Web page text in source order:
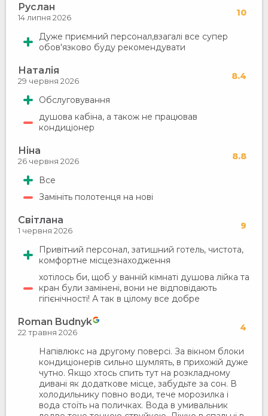
Руслан 10
14 липня 2026
Дуже приємний персонал,взагалі все супер
обов'язково буду рекомендувати
Наталія 8.4
29 червня 2026
Обслуговування
душова кабіна, а також не працював
кондиціонер
Ніна 8.8
26 червня 2026
Все
Замініть полотенця на нові
Світлана 9
1 червня 2026
Привітний персонал, затишний готель, чистота,
комфортне місцезнаходження
хотілось би, щоб у ванній кімнаті душова лійка та
кран були замінені, вони не відповідають
гігієнічності! А так в цілому все добре
Roman Budnyk 4
22 травня 2026
Напівлюкс на другому поверсі. За вікном блоки
кондиціонерів сильно шумлять, в прихожій дуже
чутно. Якщо хтось спить тут на розкладному
дивані як додаткове місце, забудьте за сон. В
холодильнику повно води, тече морозилка і
вода стоїть на поличках. Вода в умивальник